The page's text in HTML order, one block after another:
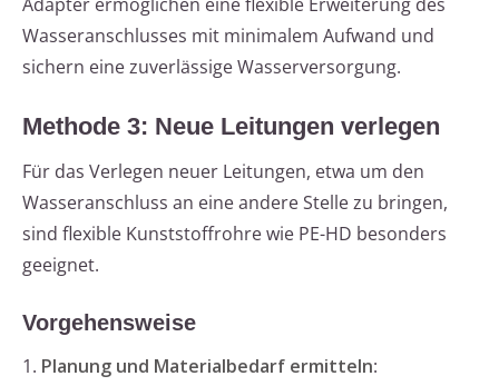
Wasseranschlusses mit minimalem Aufwand und
sichern eine zuverlässige Wasserversorgung.
Methode 3: Neue Leitungen verlegen
Für das Verlegen neuer Leitungen, etwa um den
Wasseranschluss an eine andere Stelle zu bringen,
sind flexible Kunststoffrohre wie PE-HD besonders
geeignet.
Vorgehensweise
1. Planung und Materialbedarf ermitteln: